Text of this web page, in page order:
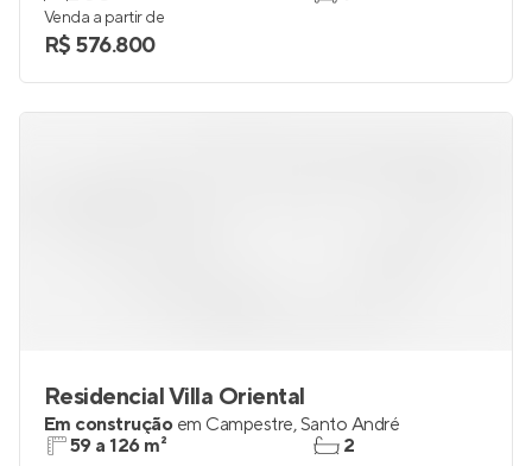
Venda a partir de
R$ 576.800
Residencial Villa Oriental
Em construção em Campestre,Santo André
59 a 126 m²
2